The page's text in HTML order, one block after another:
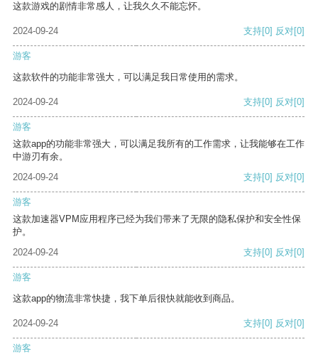
这款游戏的剧情非常感人，让我久久不能忘怀。
2024-09-24 支持[0] 反对[0]
游客
这款软件的功能非常强大，可以满足我日常使用的需求。
2024-09-24 支持[0] 反对[0]
游客
这款app的功能非常强大，可以满足我所有的工作需求，让我能够在工作
中游刃有余。
2024-09-24
支持[0] 反对[0]
游客
这款加速器VPM应用程序已经为我们带来了无限的隐私保护和安全性保
护。
2024-09-24
支持[0] 反对[0]
游客
这款app的物流非常快捷，我下单后很快就能收到商品。
2024-09-24 支持[0] 反对[0]
游客